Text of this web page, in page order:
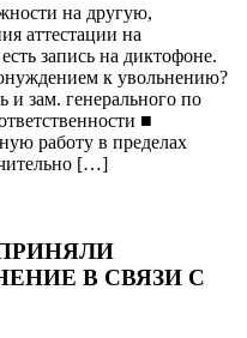
на другую,
аттестации на
запись на диктофоне.
к увольнению?
и зам. генерального по
ответственности ■
работу в пределах
[…]
В СВЯЗИ С